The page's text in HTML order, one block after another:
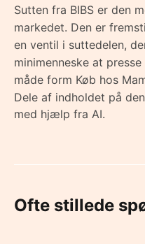
Sutten fra BIBS er den
markedet. Den er
en ventil i suttedelen,
minimenneske at
måde form Køb hos
Dele af indholdet på
med hjælp fra AI.
Ofte stillede